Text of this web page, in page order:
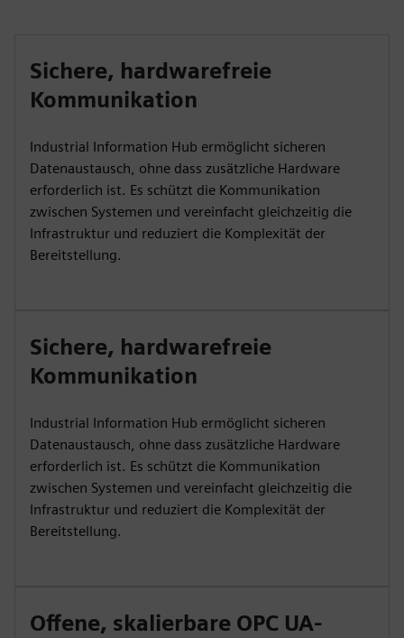
Sichere, hardwarefreie
Kommunikation
Industrial Information Hub ermöglicht sicheren
Datenaustausch, ohne dass zusätzliche Hardware
erforderlich ist. Es schützt die Kommunikation
zwischen Systemen und vereinfacht gleichzeitig die
Infrastruktur und reduziert die Komplexität der
Bereitstellung.
Sichere, hardwarefreie
Kommunikation
Industrial Information Hub ermöglicht sicheren
Datenaustausch, ohne dass zusätzliche Hardware
erforderlich ist. Es schützt die Kommunikation
zwischen Systemen und vereinfacht gleichzeitig die
Infrastruktur und reduziert die Komplexität der
Bereitstellung.
Offene, skalierbare OPC UA-